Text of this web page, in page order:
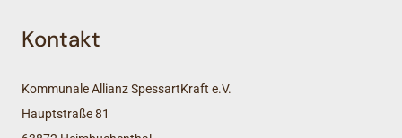
Kontakt
Kommunale Allianz SpessartKraft e.V.
Hauptstraße 81